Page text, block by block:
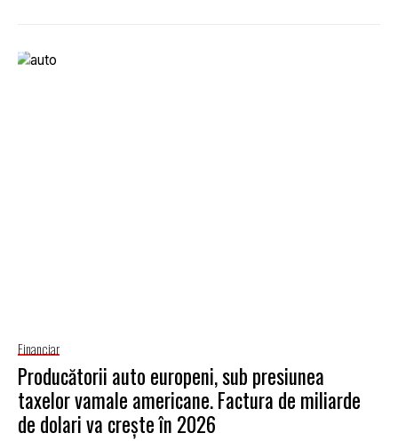
Financiar
Producătorii auto europeni, sub presiunea
taxelor vamale americane. Factura de miliarde
de dolari va crește în 2026